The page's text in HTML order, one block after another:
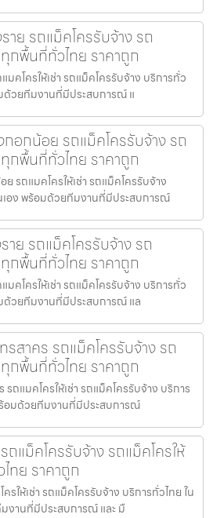
ราย รถแม็คโครรับจ้าง รถ
ทุกพื้นที่ทั่วไทย ราคาถูก
มคโครให้เช่า รถแม็คโครรับจ้าง บริการทั่ว
ด้วยทีมงานที่มีประสบการณ์ แ
กอกน้อย รถแม็คโครรับจ้าง รถ
ทุกพื้นที่ทั่วไทย ราคาถูก
รถแมคโครให้เช่า รถแม็คโครรับจ้าง
เอง พร้อมด้วยทีมงานที่มีประสบการณ์
าย รถแม็คโครรับจ้าง รถ
ทุกพื้นที่ทั่วไทย ราคาถูก
มคโครให้เช่า รถแม็คโครรับจ้าง บริการทั่ว
ด้วยทีมงานที่มีประสบการณ์ แล
สาคร รถแม็คโครรับจ้าง รถ
ทุกพื้นที่ทั่วไทย ราคาถูก
ถแมคโครให้เช่า รถแม็คโครรับจ้าง บริการ
ร้อมด้วยทีมงานที่มีประสบการณ์
ถแม็คโครรับจ้าง รถแม็คโครให้
ทย ราคาถูก
รให้เช่า รถแม็คโครรับจ้าง บริการทั่วไทย ใน
งานที่มีประสบการณ์ และ มื